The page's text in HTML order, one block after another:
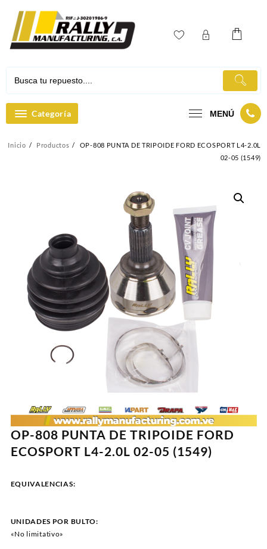
contenido
Categoría MENÚ
Inicio Productos
OP-808 PUNTA DE TRIPOIDE FORD ECOSPORT L4-2.0L
02-05 (1549)
OP-808 PUNTA DE TRIPOIDE FORD
ECOSPORT L4-2.0L 02-05 (1549)
EQUIVALENCIAS:
UNIDADES POR BULTO:
«No limitativo»